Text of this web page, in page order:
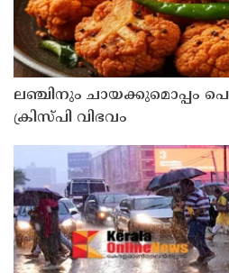
ലഞ്ചിനും ചായക്കുമൊപ്പം
ക്രിസ്പി വിഭവം